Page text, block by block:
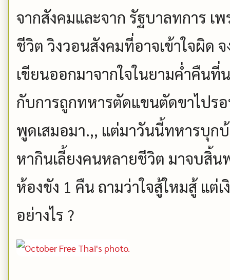
จากสังคมและจาก รัฐบาลทการ
ชีวิต วิงวอนสังคมที่อาจเข้าใจผิด
เขียนออกมาจากใจในยามค่ำคืน
กับการถูกทหารตัดแขนตัดขาไปร
พูดเสมอมา.,, แต่มาวันนี้ทหารบุก
หากินเลี้ยงคนหลายชีวิต มาจบสิ้น
ห้องขัง 1 คืน ถามว่าใจสู้ใหมสู้ แต่
อย่างไร ?